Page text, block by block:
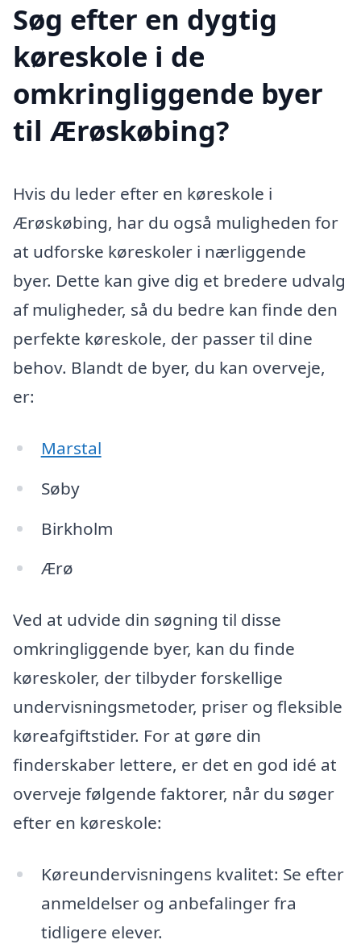
Søg efter en dygtig
køreskole i de
omkringliggende byer
til Ærøskøbing?
Hvis du leder efter en køreskole i
Ærøskøbing, har du også muligheden for
at udforske køreskoler i nærliggende
byer. Dette kan give dig et bredere udvalg
af muligheder, så du bedre kan finde den
perfekte køreskole, der passer til dine
behov. Blandt de byer, du kan overveje,
er:
Marstal
Søby
Birkholm
Ærø
Ved at udvide din søgning til disse
omkringliggende byer, kan du finde
køreskoler, der tilbyder forskellige
undervisningsmetoder, priser og fleksible
køreafgiftstider. For at gøre din
finderskaber lettere, er det en god idé at
overveje følgende faktorer, når du søger
efter en køreskole:
Køreundervisningens kvalitet: Se efter
anmeldelser og anbefalinger fra
tidligere elever.